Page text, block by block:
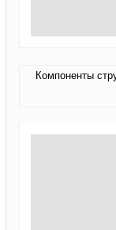
Компоненты